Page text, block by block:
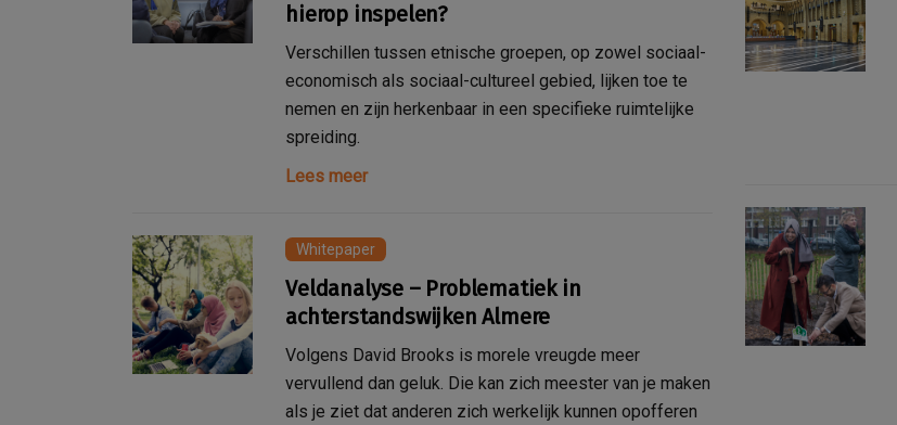
hierop inspelen?
Verschillen tussen etnische groepen, op zowel sociaal-
economisch als sociaal-cultureel gebied, lijken toe te
nemen en zijn herkenbaar in een specifieke ruimtelijke
spreiding.
Lees meer
Whitepaper
Veldanalyse – Problematiek in
achterstandswijken Almere
Volgens David Brooks is morele vreugde meer
vervullend dan geluk. Die kan zich meester van je maken
als je ziet dat anderen zich werkelijk kunnen opofferen